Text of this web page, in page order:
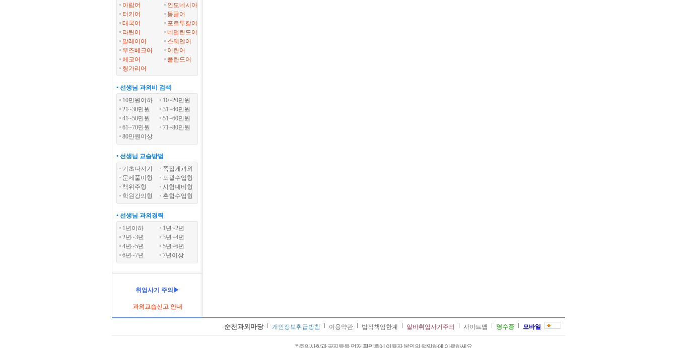
아랍어
인도네시아
터키어
몽골어
태국어
포르투칼어
라틴어
네덜란드어
말레이어
스웨덴어
우즈베크어
이란어
체코어
폴란드어
헝가리어
• 선생님 과외비 검색
10만원이하
10~20만원
21~30만원
31~40만원
41~50만원
51~60만원
61~70만원
71~80만원
80만원이상
• 선생님 교습방법
기초다지기
쪽집게과외
문제풀이형
포괄수업형
책위주형
시험대비형
학원강의형
혼합수업형
• 선생님 과외경력
1년이하
1년~2년
2년~3년
3년~4년
4년~5년
5년~6년
6년~7년
7년이상
취업사기 주의▶
과외교습신고 안내
순천과외마당 개인정보취급방침 이용약관 법적책임한계 알바취업사기주의 사이트맵 영수증 모바일
* 주의사항과 공지등을 먼저 확인후에 이용자 본인의 책임하에 이용하세요.